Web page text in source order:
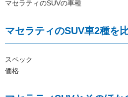
マセラティのSUVの車種
マセラティのSUV車2種を
スペック
価格